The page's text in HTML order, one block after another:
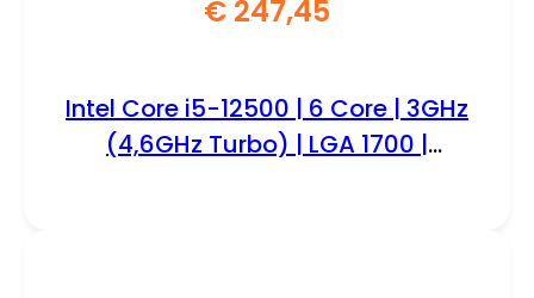
€ 247,45
Intel Core i5-12500 | 6 Core | 3GHz
(4,6GHz Turbo) | LGA 1700 |